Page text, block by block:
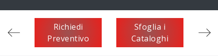
Richiedi
Preventivo
Sfoglia i
Cataloghi